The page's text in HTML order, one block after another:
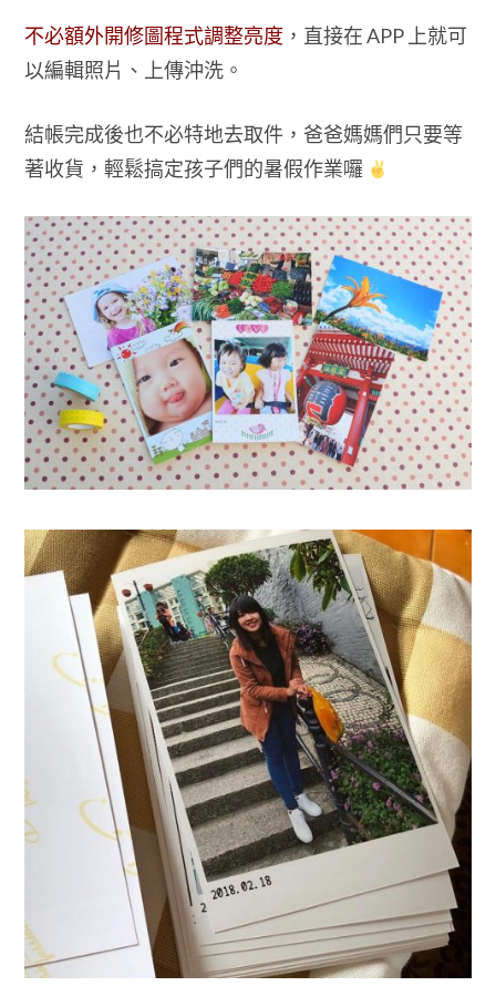
不必額外開修圖程式調整亮度 ，直接在 APP 上就可
以編輯照片、上傳沖洗。
結帳完成後也不必特地去取件，爸爸媽媽們只要等
著收貨，輕鬆搞定孩子們的暑假作業囉